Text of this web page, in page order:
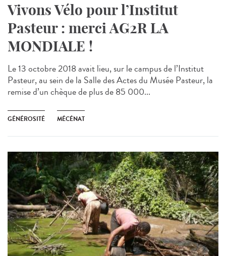
Vivons Vélo pour l’Institut
Pasteur : merci AG2R LA
MONDIALE !
Le 13 octobre 2018 avait lieu, sur le campus de l’Institut
Pasteur, au sein de la Salle des Actes du Musée Pasteur, la
remise d’un chèque de plus de 85 000...
GÉNÉROSITÉ MÉCÉNAT